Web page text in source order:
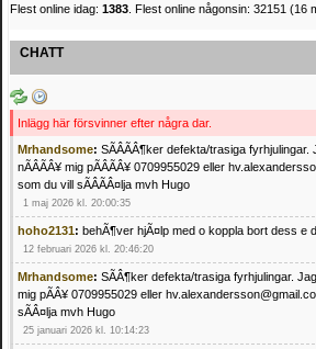
Flest online idag: 1383 . Flest online någonsin: 32151 (16
CHATT
Inlägg här försvinner efter några dar.
Mrhandsome: SÃÂÃÂ¶ker defekta/trasiga
nÃÂÃÂ¥ mig pÃÂÃÂ¥ 0709955029 eller
som du vill sÃÂÃÂ¤lja mvh Hugo
1 maj 2026 kl. 20:00:35
hoho2131: behÃ¶ver hjÃ¤lp med o koppla bort dess e
12 februari 2026 kl. 20:46:20
Mrhandsome: SÃÂ¶ker defekta/trasiga fyrhjulingar.
mig pÃÂ¥ 0709955029 eller
sÃÂ¤lja mvh Hugo
25 januari 2026 kl. 10:14:23